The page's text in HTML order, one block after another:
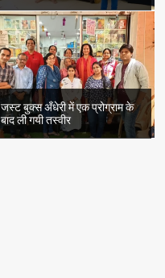
जस्ट बुक्स अँधेरी में एक प्रोग्राम के
बाद ली गयी तस्वीर